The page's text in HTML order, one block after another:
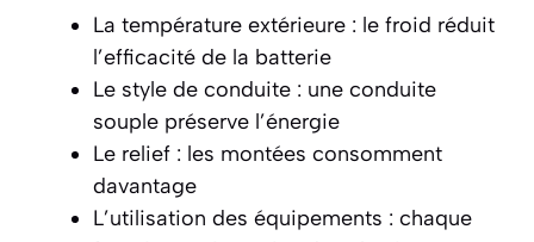
La température extérieure : le froid réduit
l’efficacité de la batterie
Le style de conduite : une conduite
souple préserve l’énergie
Le relief : les montées consomment
davantage
L’utilisation des équipements : chaque